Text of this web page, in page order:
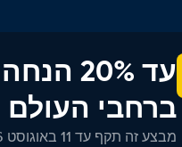
עד
ברחבי העולם
מבצע זה תקף עד 11 באוגוסט 2026 - נצל אותו עוד היום!